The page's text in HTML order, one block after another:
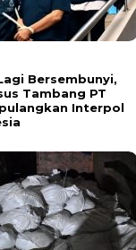
Bersembunyi,
Tambang PT
Interpol